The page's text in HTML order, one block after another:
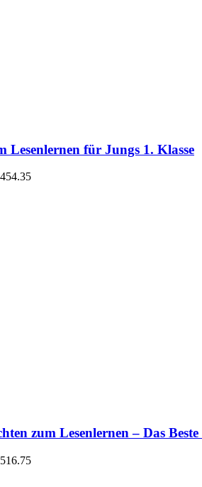
Lesenlernen für Jungs 1. Klasse
454.35
zum Lesenlernen – Das
516.75